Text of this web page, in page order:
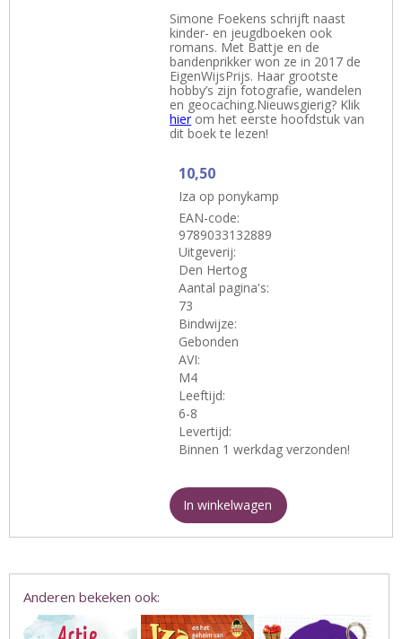
Simone Foekens schrijft naast
kinder- en jeugdboeken ook
romans. Met Battje en de
bandenprikker won ze in 2017 de
EigenWijsPrijs. Haar grootste
hobby’s zijn fotografie, wandelen
en geocaching.Nieuwsgierig? Klik
hierom het eerste hoofdstuk van
dit boek te lezen!
10,50
Iza op ponykamp
EAN-code:
9789033132889
Uitgeverij:
Den Hertog
Aantal pagina's:
73
Bindwijze:
Gebonden
AVI:
M4
Leeftijd:
6-8
Levertijd:
Binnen 1 werkdag verzonden!
In winkelwagen
Anderen bekeken ook: